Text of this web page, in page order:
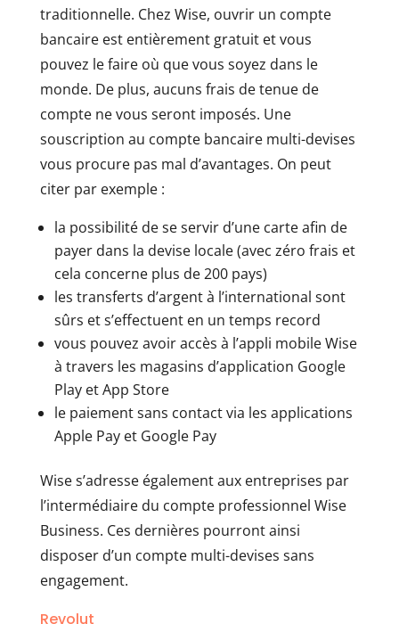
traditionnelle. Chez Wise, ouvrir un compte
bancaire est entièrement gratuit et vous
pouvez le faire où que vous soyez dans le
monde. De plus, aucuns frais de tenue de
compte ne vous seront imposés. Une
souscription au compte bancaire multi-devises
vous procure pas mal d’avantages. On peut
citer par exemple :
la possibilité de se servir d’une carte afin de
payer dans la devise locale (avec zéro frais et
cela concerne plus de 200 pays)
les transferts d’argent à l’international sont
sûrs et s’effectuent en un temps record
vous pouvez avoir accès à l’appli mobile Wise
à travers les magasins d’application Google
Play et App Store
le paiement sans contact via les applications
Apple Pay et Google Pay
Wise s’adresse également aux entreprises par
l’intermédiaire du compte professionnel Wise
Business. Ces dernières pourront ainsi
disposer d’un compte multi-devises sans
engagement.
Revolut